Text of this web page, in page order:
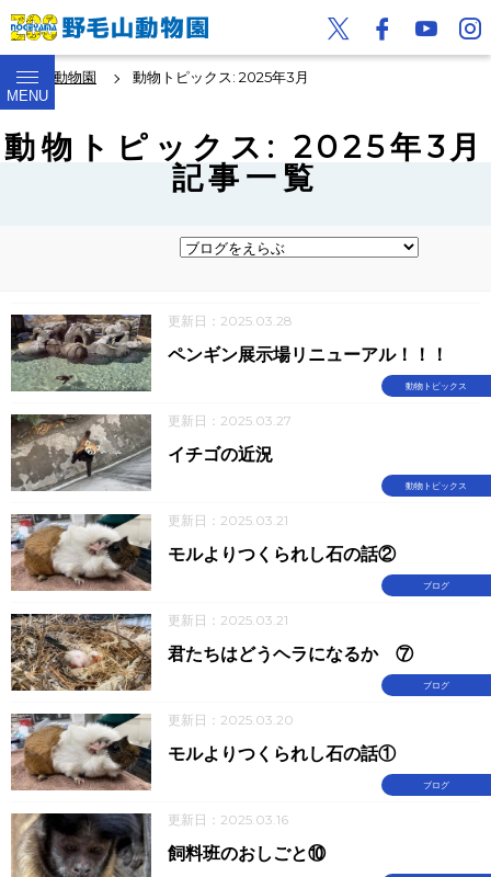
MENU
野毛山動物園 動物トピックス: 2025年3月
動物トピックス: 2025年3月
記事一覧
更新日：2025.03.28
動物トピックス
ペンギン展示場リニューアル！！！
更新日：2025.03.27
動物トピックス
イチゴの近況
更新日：2025.03.21
ブログ
モルよりつくられし石の話②
更新日：2025.03.21
ブログ
君たちはどうヘラになるか ⑦
更新日：2025.03.20
ブログ
モルよりつくられし石の話①
更新日：2025.03.16
飼料班のおしごと⑩